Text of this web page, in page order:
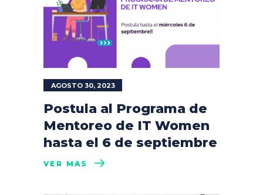
AGOSTO 30, 2023
Postula al Programa de
Mentoreo de IT Women
hasta el 6 de septiembre
VER MÁS